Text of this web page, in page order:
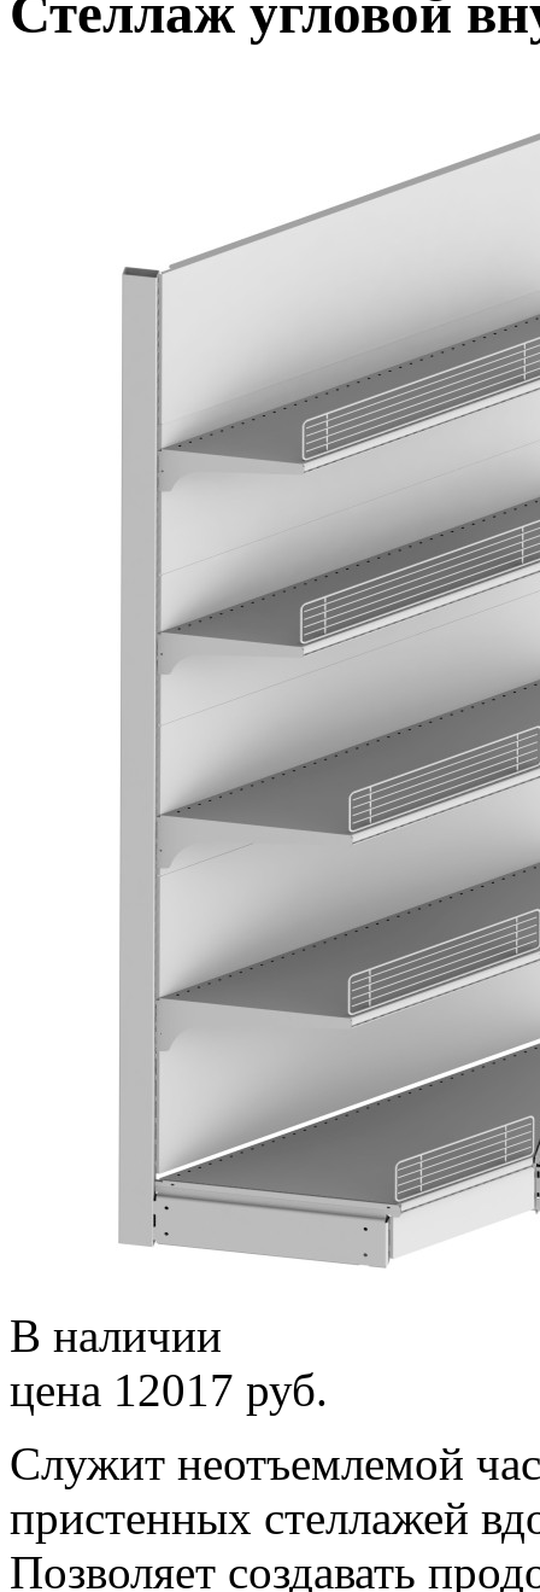
Стеллаж угловой
В наличии
цена 12017 руб.
Служит неотъемлемой
пристенных стеллажей
Позволяет создавать